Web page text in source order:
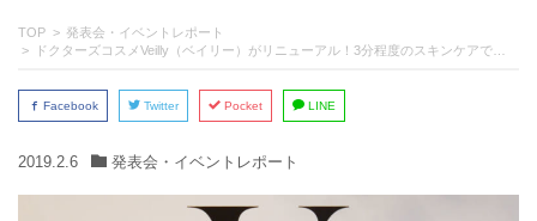
TOP
発表会・イベントレポート
ドクターズコスメVeilly（ベイリー）がリニューアル！3分程度のスキンケアで健やかな肌に
Facebook Twitter Pocket LINE
2019.2.6 発表会・イベントレポート